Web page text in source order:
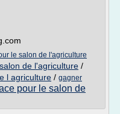
le salon de l'agriculture
de l'agriculture /
l agriculture / gagner
pour le salon de